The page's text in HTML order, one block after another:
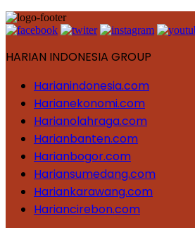
HARIAN INDONESIA GROUP
Harianindonesia.com
Harianekonomi.com
Harianolahraga.com
Harianbanten.com
Harianbogor.com
Hariansumedang.com
Hariankarawang.com
Hariancirebon.com